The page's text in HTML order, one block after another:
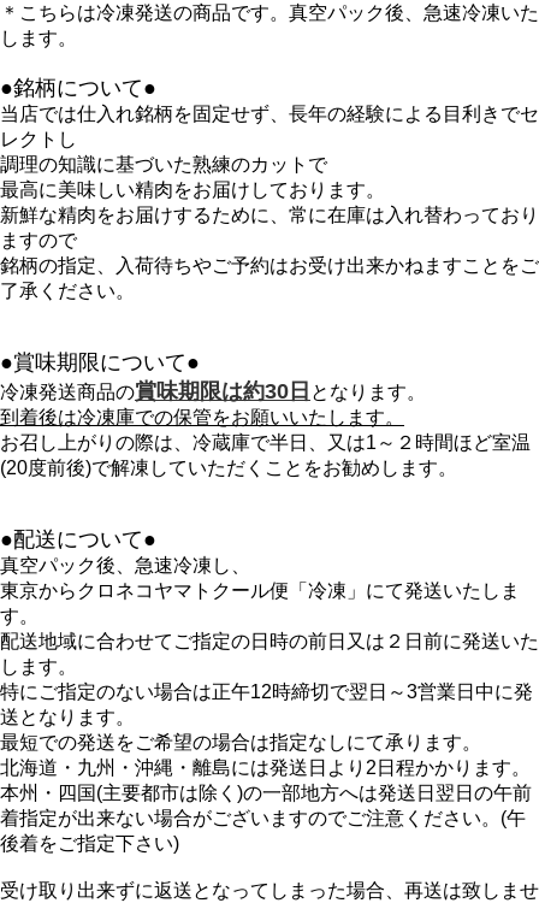
＊こちらは冷凍発送の商品です。真空パック後、急速冷凍いた
します。
●銘柄について●
当店では仕入れ銘柄を固定せず、長年の経験による目利きでセ
レクトし
調理の知識に基づいた熟練のカットで
最高に美味しい精肉をお届けしております。
新鮮な精肉をお届けするために、常に在庫は入れ替わっており
ますので
銘柄の指定、入荷待ちやご予約はお受け出来かねますことをご
了承ください。
●賞味期限について●
冷凍発送商品の賞味期限は約30日 となります。
到着後は冷凍庫での保管をお願いいたします。
お召し上がりの際は、冷蔵庫で半日、又は1～２時間ほど室温
(20度前後)で解凍していただくことをお勧めします。
●配送について●
真空パック後、急速冷凍し、
東京からクロネコヤマトクール便「冷凍」にて発送いたしま
す。
配送地域に合わせてご指定の日時の前日又は２日前に発送いた
します。
特にご指定のない場合は正午12時締切で翌日～3営業日中に発
送となります。
最短での発送をご希望の場合は指定なしにて承ります。
北海道・九州・沖縄・離島には発送日より2日程かかります。
本州・四国(主要都市は除く)の一部地方へは発送日翌日の午前
着指定が出来ない場合がございますのでご注意ください。(午
後着をご指定下さい)
受け取り出来ずに返送となってしまった場合、再送は致しませ